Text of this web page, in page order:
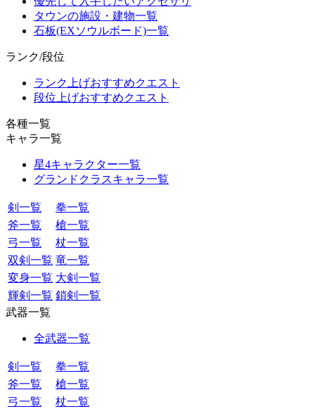
タウンの施設・建物一覧
石板(EXソウルボード)一覧
ランク/段位
ランク上げおすすめクエスト
段位上げおすすめクエスト
各種一覧
キャラ一覧
星4キャラクター一覧
グランドクラスキャラ一覧
剣一覧
拳一覧
斧一覧
槍一覧
弓一覧
杖一覧
双剣一覧 竜一覧
変身一覧 大剣一覧
輝剣一覧 鎖剣一覧
武器一覧
全武器一覧
剣一覧
拳一覧
斧一覧
槍一覧
弓一覧
杖一覧